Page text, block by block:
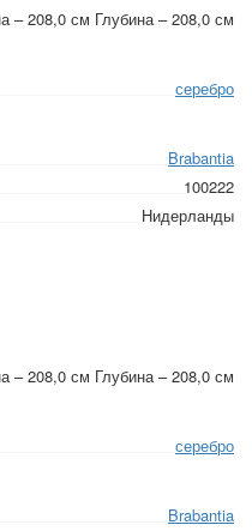
– 208,0 см Глубина – 208,0 см
серебро
Brabantia
100222
Нидерланды
– 208,0 см Глубина – 208,0 см
серебро
Brabantia